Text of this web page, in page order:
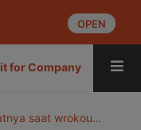
OPEN
for Company
saat wrokou…